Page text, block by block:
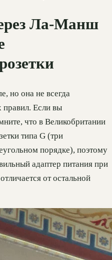
Ла-Манш
но она не всегда
правил. Если вы
что в Великобритании
типа G (три
порядке), поэтому
адаптер питания при
от остальной